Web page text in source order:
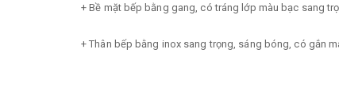
+ Bề mặt bếp bằng gang, có tráng lớp màu bạc sang
+ Thân bếp bằng inox sang trọng, sáng bóng, có gắn